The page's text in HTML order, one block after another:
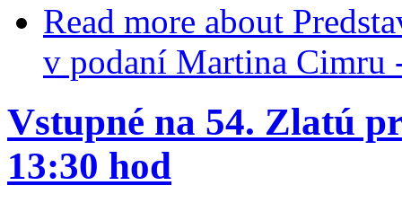
Read more about
v podaní Martina Cimru
Vstupné na 54. Zlatú
13:30 hod